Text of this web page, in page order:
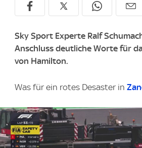
Sky Sport Experte Ralf
Anschluss deutliche Worte für
von Hamilton.
Was für ein rotes Desaster in